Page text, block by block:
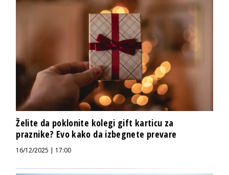
Želite da poklonite kolegi gift karticu za
praznike? Evo kako da izbegnete prevare
16/12/2025 | 17:00